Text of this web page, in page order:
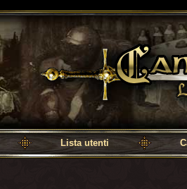
Camelot, la patria della cavalleria
Lista utenti